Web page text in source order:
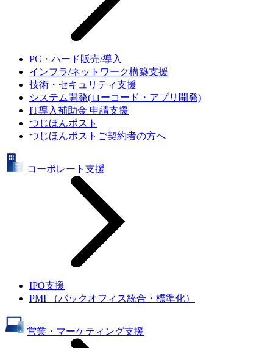
PC・ハード販売/導入
インフラ/ネットワーク構築支援
技術・セキュリティ支援
システム開発(ローコード・アプリ開発)
IT導入補助金 申請支援
つじほんポスト
つじほんポストご契約者の方へ
コーポレート支援
IPO支援
PMI （バックオフィス統合・標準化）
営業・マーケティング支援